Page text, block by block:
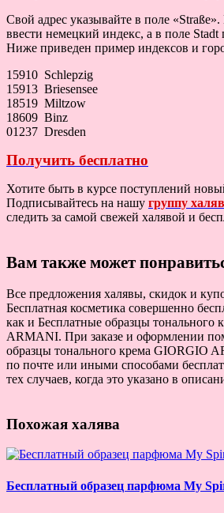
Свой адрес указывайте в поле
ввести немецкий индекс, а в поле Stadt
Ниже приведен пример индексов и
15910 Schlepzig
15913 Briesensee
18519 Miltzow
18609 Binz
01237 Dresden
Получить бесплатно
Хотите быть в курсе поступлений
Подписывайтесь на нашу группу
следить за самой свежей халявой и
Вам также может
Все предложения халявы, скидок и
Бесплатная косметика совершенно
как и Бесплатные образцы тонального
ARMANI. При заказе и оформлении
образцы тонального крема GIORGIO
по почте или иными способами
тех случаев, когда это указано в
Похожая халява
Бесплатный образец парфюма My